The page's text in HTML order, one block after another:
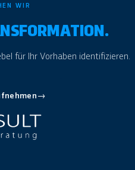
WIR
für Ihr Vorhaben identifizieren.
→